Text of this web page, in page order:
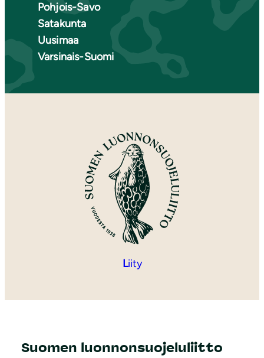
Pohjois-Savo
Satakunta
Uusimaa
Varsinais-Suomi
Liity
Suomen luonnonsuojeluliitto